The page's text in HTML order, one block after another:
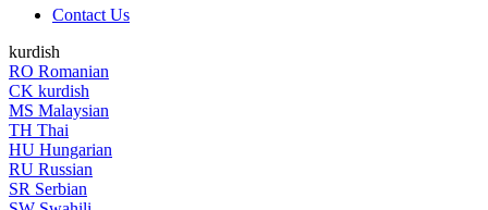
Contact Us
kurdish
RO Romanian
CK kurdish
MS Malaysian
TH Thai
HU Hungarian
RU Russian
SR Serbian